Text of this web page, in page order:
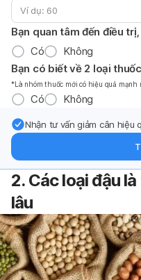
Bạn quan tâm đến điều
Có
Không
Bạn có biết về 2 loại
*Là nhóm thuốc mới có hiệu quả mạnh
Có Không
Nhận tư vấn giảm cân hiệu
2. Các loại đậu
lâu